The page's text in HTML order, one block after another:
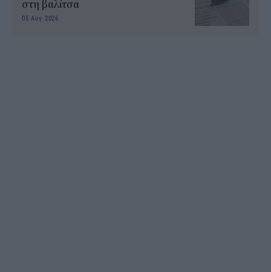
στη βαλίτσα
05 Αυγ 2026